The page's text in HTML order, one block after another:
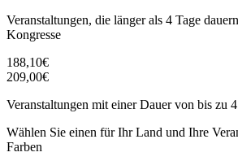
Veranstaltungen, die länger als 4 Tage
Kongresse
188,10€
209,00€
Veranstaltungen mit einer Dauer von bis zu
Wählen Sie einen für Ihr Land und Ihre
Farben